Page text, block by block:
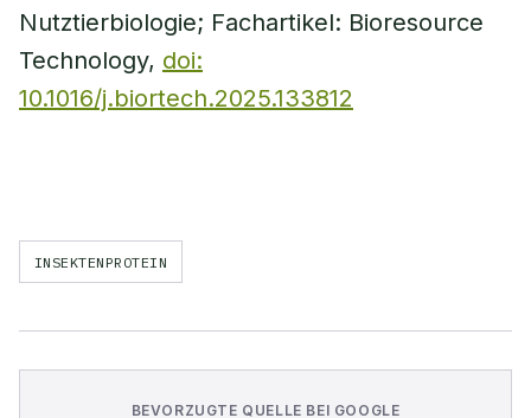
Nutztierbiologie; Fachartikel: Bioresource
Technology, doi:
10.1016/j.biortech.2025.133812
INSEKTENPROTEIN
BEVORZUGTE QUELLE BEI GOOGLE